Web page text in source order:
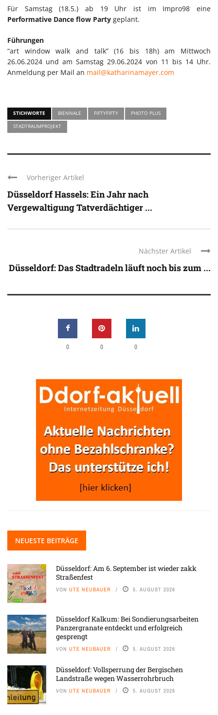
Für Samstag (18.5.) ab 19 Uhr ist im Impro98 eine
Performative Dance flow Party geplant.
Führungen
“art window walk and talk” (16 bis 18h) am Mittwoch
26.06.2024 und am Samstag 29.06.2024 von 11 bis 14 Uhr.
Anmeldung per Mail an mail@katharinamayer.com
STICHWORTE BIENNALE FIFTYFIFTY
PHOTO PLUS
STADTRAUMPROJEKT
Vorheriger Artikel
Düsseldorf Hassels: Ein Jahr nach
Vergewaltigung Tatverdächtiger ...
Nächster Artikel
Düsseldorf: Das Stadtradeln läuft noch bis zum ...
0 0 0
NEUESTE BEITRÄGE
Düsseldorf: Am 6. September ist wieder zakk
Straßenfest
VON UTE NEUBAUER 5. AUGUST 2026
Düsseldorf Kalkum: Bei Sondierungsarbeiten
Panzergranate entdeckt und erfolgreich
gesprengt
VON UTE NEUBAUER 5. AUGUST 2026
Düsseldorf: Vollsperrung der Bergischen
Landstraße wegen Wasserrohrbruch
VON UTE NEUBAUER 5. AUGUST 2026